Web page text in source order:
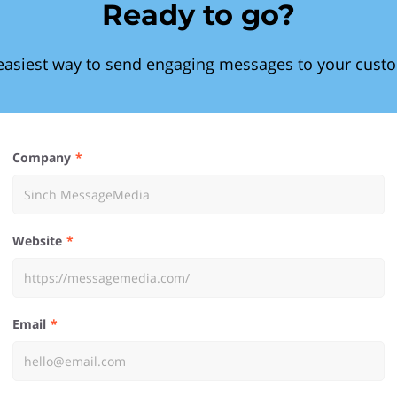
Ready to go?
way to send engaging messages to your
Company
Website
Email